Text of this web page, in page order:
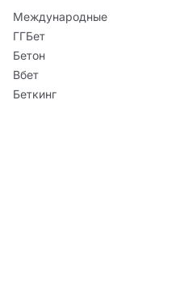
Международные
ГГБет
Бетон
Вбет
Беткинг